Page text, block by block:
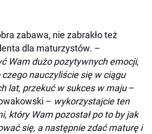
zabawa, nie zabrakło też
dla maturzystów. –
Wam dużo pozytywnych emocji,
nauczyliście się w ciągu
lat, przekuć w sukces w maju–
– wykorzystajcie ten
który Wam pozostał po to by jak
się, a następnie zdać maturę i